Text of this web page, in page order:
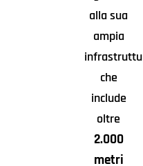
alla sua
ampia
che
include
oltre
2.000
metri